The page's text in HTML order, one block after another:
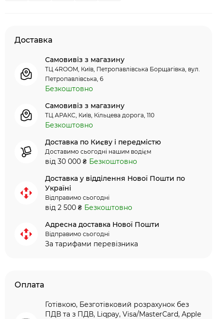
Доставка
Самовивіз з магазину
ТЦ 4ROOM, Київ, Петропавлівська Борщагівка, вул.
Петропавлівська, 6
Безкоштовно
Самовивіз з магазину
ТЦ АРАКС, Київ, Кільцева дорога, 110
Безкоштовно
Доставка по Києву і передмістю
Доставимо сьогодні нашим водієм
від 30 000 ₴ Безкоштовно
Доставка у відділення Нової Пошти по
Україні
Відправимо сьогодні
від 2 500 ₴ Безкоштовно
Адресна доставка Нової Пошти
Відправимо сьогодні
За тарифами перевізника
Оплата
Готівкою, Безготівковий розрахунок без
ПДВ та з ПДВ, Liqpay, Visa/MasterCard, Apple